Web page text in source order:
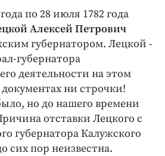
года по 28 июля 1782 года
Алексей Петрович
губернатором. Лецкой -
губернатора
деятельности на этом
ни строчки!
но до нашего времени
отставки Лецкого с
губернатора Калужского
сих пор неизвестна.